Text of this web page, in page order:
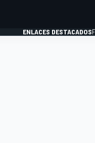
ENLACES DESTACADOS